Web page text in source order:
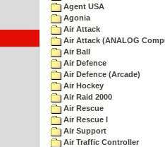
Agent USA
Agonia
Air Attack
Air Attack (ANALOG
Air Ball
Air Defence
Air Defence (Arcade)
Air Hockey
Air Raid 2000
Air Rescue
Air Rescue I
Air Support
Air Traffic Controller